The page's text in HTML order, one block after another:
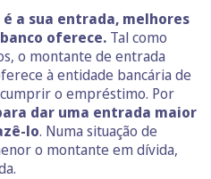
a sua entrada, melhores
oferece. Tal como
o montante de entrada
à entidade bancária de
o empréstimo. Por
dar uma entrada maior
lo. Numa situação de
o montante em dívida,